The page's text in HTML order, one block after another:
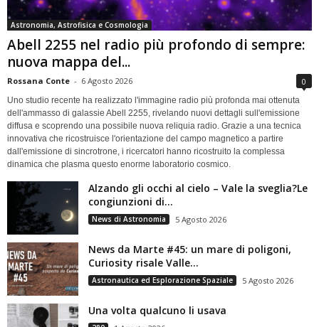
Astronomia, Astrofisica e Cosmologia
Abell 2255 nel radio più profondo di sempre:
nuova mappa del...
Rossana Conte - 6 Agosto 2026 0
Uno studio recente ha realizzato l'immagine radio più profonda mai ottenuta
dell'ammasso di galassie Abell 2255, rivelando nuovi dettagli sull'emissione
diffusa e scoprendo una possibile nuova reliquia radio. Grazie a una tecnica
innovativa che ricostruisce l'orientazione del campo magnetico a partire
dall'emissione di sincrotrone, i ricercatori hanno ricostruito la complessa
dinamica che plasma questo enorme laboratorio cosmico.
Alzando gli occhi al cielo – Vale la sveglia?Le
congiunzioni di...
News di Astronomia 5 Agosto 2026
News da Marte #45: un mare di poligoni,
Curiosity risale Valle...
Astronautica ed Esplorazione Spaziale 5 Agosto 2026
Una volta qualcuno li usava